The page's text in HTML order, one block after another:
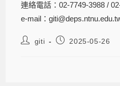
連絡電話：02-7749-3988 /
e-mail：
giti 2025-05-26